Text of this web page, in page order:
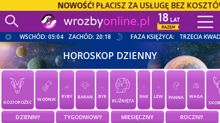
NOWOŚĆ!PŁACISZ ZA USŁUGĘ BEZ KOSZTÓW
WSCHÓD: 05:04 ZACHÓD: 20:18 FAZA KSIĘŻYCA: TRZECIA
HOROSKOP DZIENNY
KOZIOROŻEC WODNIK RYBY BARAN BYK
BLIŹNIĘTA
RAK LEW PANNA
WAGA
DZIENNY TYGODNIOWY MIESIĘCZNY ROCZNY